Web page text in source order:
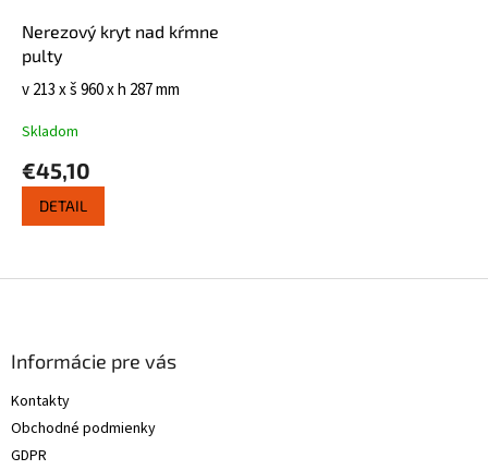
Nerezový kryt nad kŕmne
pulty
v 213 x š 960 x h 287 mm
Skladom
€45,10
DETAIL
Informácie pre vás
Kontakty
Obchodné podmienky
GDPR